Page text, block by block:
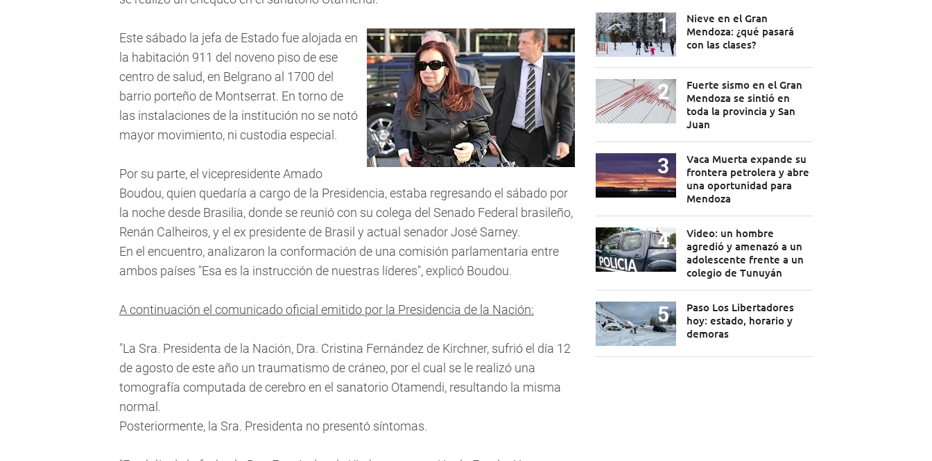
Este sábado la jefa de Estado fue alojada en
la habitación 911 del noveno piso de ese
centro de salud, en Belgrano al 1700 del
barrio porteño de Montserrat. En torno de
las instalaciones de la institución no se notó
mayor movimiento, ni custodia especial.
Por su parte, el vicepresidente Amado
Boudou, quien quedaría a cargo de la Presidencia, estaba regresando el sábado por
la noche desde Brasilia, donde se reunió con su colega del Senado Federal brasileño,
Renán Calheiros, y el ex presidente de Brasil y actual senador José Sarney.
En el encuentro, analizaron la conformación de una comisión parlamentaria entre
ambos países "Esa es la instrucción de nuestras líderes", explicó Boudou.
A continuación el comunicado oficial emitido por la Presidencia de la Nación:
"La Sra. Presidenta de la Nación, Dra. Cristina Fernández de Kirchner, sufrió el día 12
de agosto de este año un traumatismo de cráneo, por el cual se le realizó una
tomografía computada de cerebro en el sanatorio Otamendi, resultando la misma
normal.
Posteriormente, la Sra. Presidenta no presentó síntomas.
Nieve en el Gran
Mendoza: ¿qué pasará
con las clases?
Fuerte sismo en el Gran
Mendoza se sintió en
toda la provincia y San
Juan
Vaca Muerta expande su
frontera petrolera y abre
una oportunidad para
Mendoza
Video: un hombre
agredió y amenazó a un
adolescente frente a un
colegio de Tunuyán
Paso Los Libertadores
hoy: estado, horario y
demoras